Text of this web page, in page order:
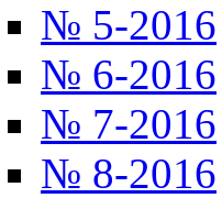
№ 5-2016
№ 6-2016
№ 7-2016
№ 8-2016